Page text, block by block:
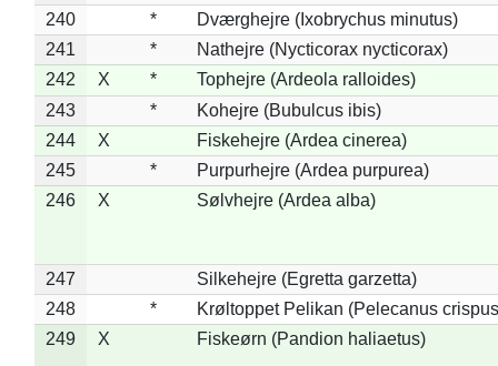
240
*
Dværghejre (Ixobrychus minutus)
241
*
Nathejre (Nycticorax nycticorax)
242
X *
Tophejre (Ardeola ralloides)
243
*
Kohejre (Bubulcus ibis)
244
X
Fiskehejre (Ardea cinerea)
245
*
Purpurhejre (Ardea purpurea)
246
X Sølvhejre (Ardea alba)
247
Silkehejre (Egretta garzetta)
248
*
Krøltoppet Pelikan (Pelecanus
249
X Fiskeørn (Pandion haliaetus)